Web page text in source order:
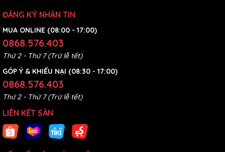
ĐĂNG KÝ NHẬN TIN
MUA ONLINE (08:00 - 17:00)
0868.576.403
Thứ 2 - Thứ 7 (Trừ lễ tết)
GÓP Ý & KHIẾU NẠI (08:30 - 17:00)
0868.576.403
Thứ 2 - Thứ 7 (Trừ lễ tết)
LIÊN KẾT SÀN